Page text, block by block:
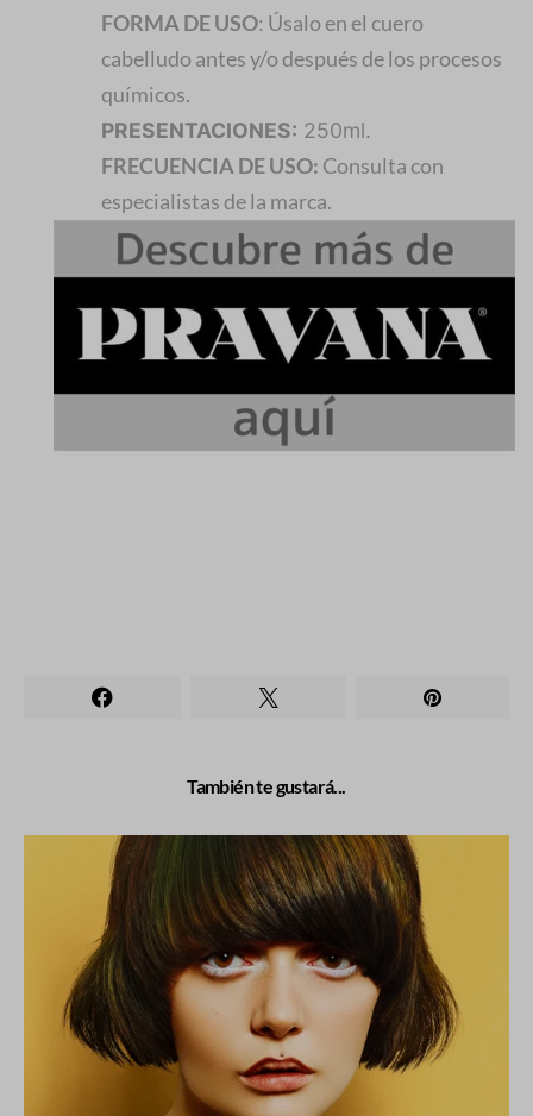
FORMA DE USO: Úsalo en el cuero
cabelludo antes y/o después de los procesos
químicos.
PRESENTACIONES: 250ml.
FRECUENCIA DE USO: Consulta con
especialistas de la marca.
También te gustará...